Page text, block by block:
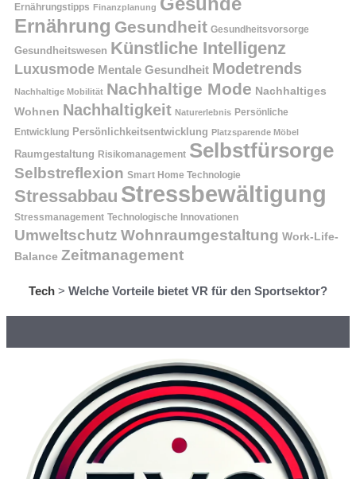
Ernährungstipps Finanzplanung
Ernährung Gesundheit Gesundheitsvorsorge
Gesundheitswesen Künstliche Intelligenz
Luxusmode Mentale Gesundheit Modetrends
Nachhaltige Mobilität Nachhaltige Mode Nachhaltiges
Wohnen Nachhaltigkeit Naturerlebnis Persönliche
Entwicklung Persönlichkeitsentwicklung Platzsparende Möbel
Raumgestaltung Risikomanagement Selbstfürsorge
Selbstreflexion Smart Home Technologie
Stressabbau Stressbewältigung
Stressmanagement Technologische Innovationen
Umweltschutz Wohnraumgestaltung Work-Life-
Balance Zeitmanagement
Tech > Welche Vorteile bietet VR für den Sportsektor?